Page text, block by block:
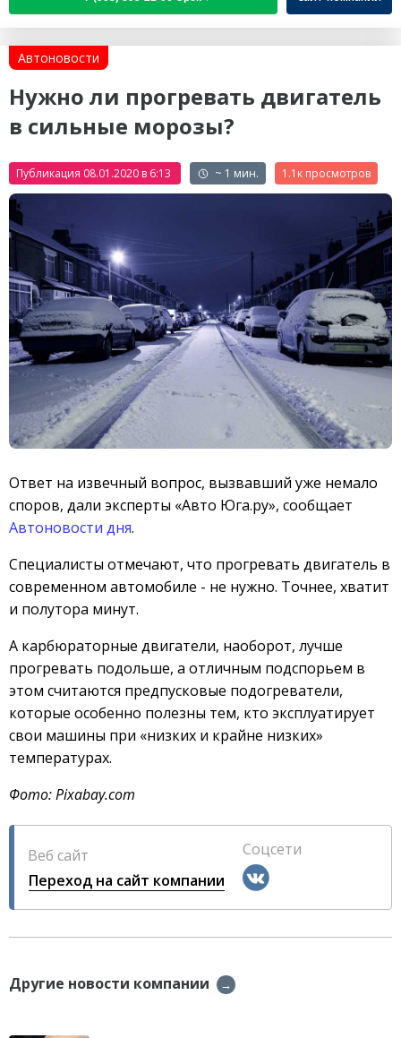
Автоновости
Нужно ли прогревать двигатель
в сильные морозы?
Публикация 08.01.2020 в 6:13 ~ 1 мин. 1.1к
Ответ на извечный вопрос, вызвавший уже немало
споров, дали эксперты «Авто Юга.ру», сообщает
Автоновости дня.
Специалисты отмечают, что прогревать двигатель в
современном автомобиле - не нужно. Точнее, хватит
и полутора минут.
А карбюраторные двигатели, наоборот, лучше
прогревать подольше, а отличным подспорьем в
этом считаются предпусковые подогреватели,
которые особенно полезны тем, кто эксплуатирует
свои машины при «низких и крайне низких»
температурах.
Фото: Pixabay.com
Веб сайт
Переход на сайт компании
Соцсети
Другие новости компании →